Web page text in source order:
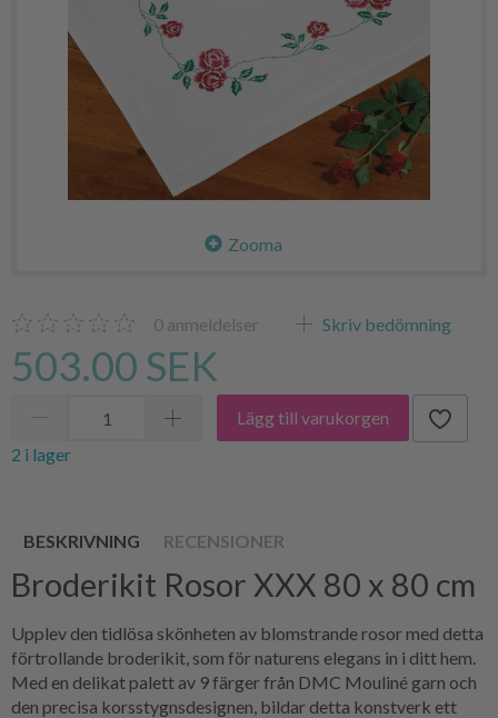
Zooma
0 anmeldelser Skriv bedömning
503.00 SEK
Lägg till varukorgen
2 i lager
BESKRIVNING RECENSIONER
Broderikit Rosor XXX 80 x 80 cm
Upplev den tidlösa skönheten av blomstrande rosor med detta
förtrollande broderikit, som för naturens elegans in i ditt hem.
Med en delikat palett av 9 färger från DMC Mouliné garn och
den precisa korsstygnsdesignen, bildar detta konstverk ett